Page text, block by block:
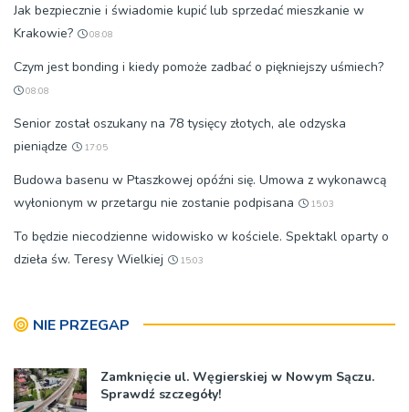
Jak bezpiecznie i świadomie kupić lub sprzedać mieszkanie w
Krakowie?
08:08
Czym jest bonding i kiedy pomoże zadbać o piękniejszy uśmiech?
08:08
Senior został oszukany na 78 tysięcy złotych, ale odzyska
pieniądze
17:05
Budowa basenu w Ptaszkowej opóźni się. Umowa z wykonawcą
wyłonionym w przetargu nie zostanie podpisana
15:03
To będzie niecodzienne widowisko w kościele. Spektakl oparty o
dzieła św. Teresy Wielkiej
15:03
NIE PRZEGAP
Zamknięcie ul. Węgierskiej w Nowym Sączu.
Sprawdź szczegóły!